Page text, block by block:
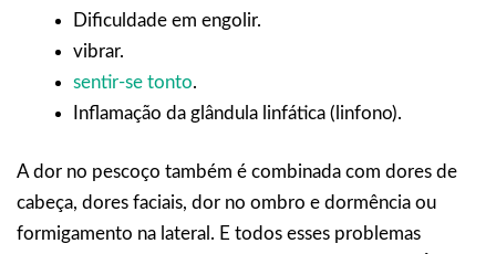
Dificuldade em engolir.
vibrar.
sentir-se tonto.
Inflamação da glândula linfática (linfono).
A dor no pescoço também é combinada com dores de
cabeça, dores faciais, dor no ombro e dormência ou
formigamento na lateral. E todos esses problemas